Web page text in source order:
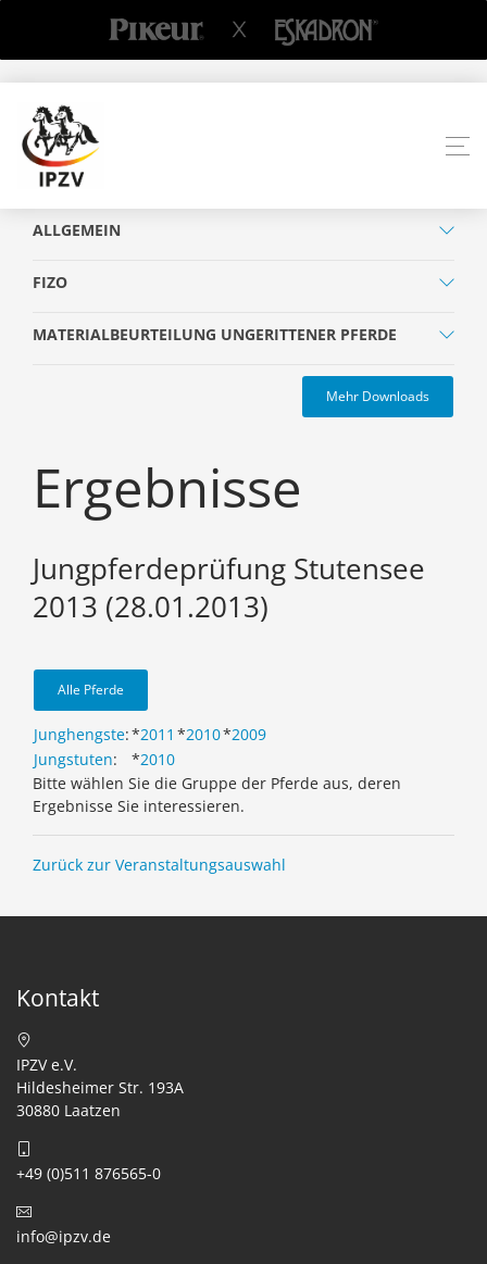
ALLGEMEIN
FIZO
MATERIALBEURTEILUNG UNGERITTENER PFERDE
Mehr Downloads
Ergebnisse
Jungpferdeprüfung Stutensee
2013 (28.01.2013)
Alle Pferde
Junghengste:*2011 *2010*2009
Jungstuten: *2010
Bitte wählen Sie die Gruppe der Pferde aus, deren
Ergebnisse Sie interessieren.
Zurück zur Veranstaltungsauswahl
Kontakt
IPZV e.V.
Hildesheimer Str. 193A
30880 Laatzen
+49 (0)511 876565-0
info@ipzv.de